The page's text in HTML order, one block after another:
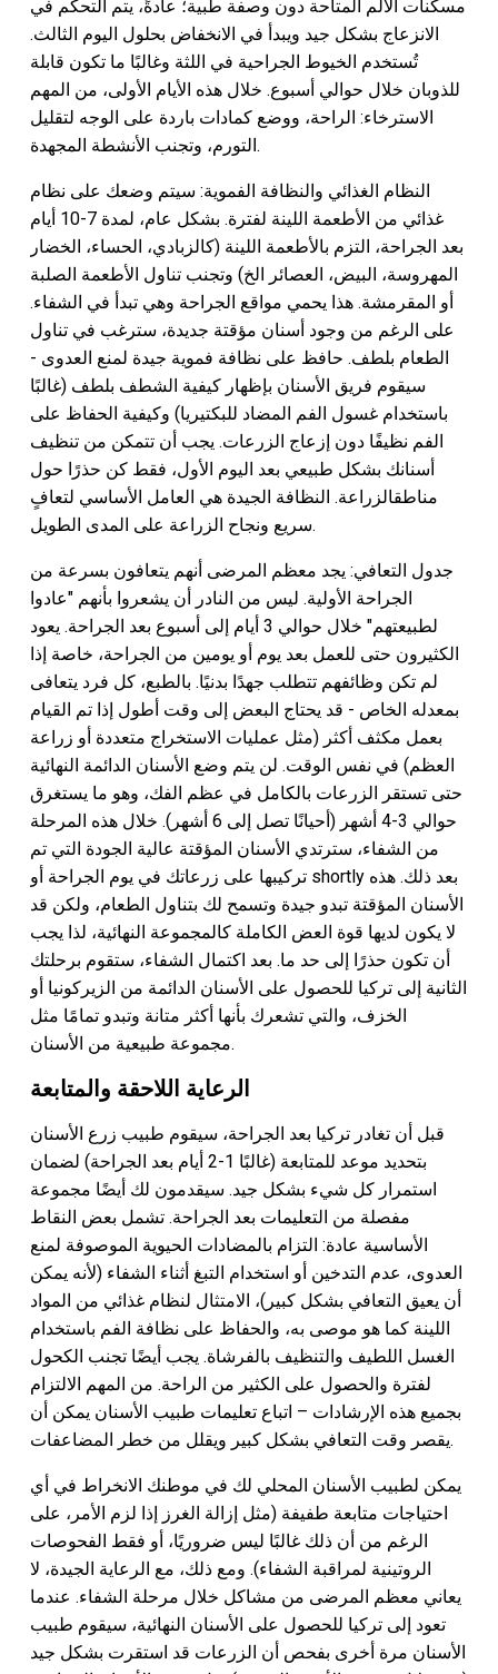
مسكنات الألم المتاحة دون وصفة طبية؛ عادةً، يتم التحكم في
الانزعاج بشكل جيد ويبدأ في الانخفاض بحلول اليوم الثالث.
تُستخدم الخيوط الجراحية في اللثة وغالبًا ما تكون قابلة
للذوبان خلال حوالي أسبوع. خلال هذه الأيام الأولى، من المهم
الاسترخاء: الراحة، ووضع كمادات باردة على الوجه لتقليل
التورم، وتجنب الأنشطة المجهدة.
النظام الغذائي والنظافة الفموية: سيتم وضعك على نظام
غذائي من الأطعمة اللينة لفترة. بشكل عام، لمدة 7-10 أيام
بعد الجراحة، التزم بالأطعمة اللينة (كالزبادي، الحساء، الخضار
المهروسة، البيض، العصائر الخ) وتجنب تناول الأطعمة الصلبة
أو المقرمشة. هذا يحمي مواقع الجراحة وهي تبدأ في الشفاء.
على الرغم من وجود أسنان مؤقتة جديدة، سترغب في تناول
الطعام بلطف. حافظ على نظافة فموية جيدة لمنع العدوى -
سيقوم فريق الأسنان بإظهار كيفية الشطف بلطف (غالبًا
باستخدام غسول الفم المضاد للبكتيريا) وكيفية الحفاظ على
الفم نظيفًا دون إزعاج الزرعات. يجب أن تتمكن من تنظيف
أسنانك بشكل طبيعي بعد اليوم الأول، فقط كن حذرًا حول
مناطقالزراعة. النظافة الجيدة هي العامل الأساسي لتعافٍ
سريع ونجاح الزراعة على المدى الطويل.
جدول التعافي: يجد معظم المرضى أنهم يتعافون بسرعة من
الجراحة الأولية. ليس من النادر أن يشعروا بأنهم "عادوا
لطبيعتهم" خلال حوالي 3 أيام إلى أسبوع بعد الجراحة. يعود
الكثيرون حتى للعمل بعد يوم أو يومين من الجراحة، خاصة إذا
لم تكن وظائفهم تتطلب جهدًا بدنيًا. بالطبع، كل فرد يتعافى
بمعدله الخاص - قد يحتاج البعض إلى وقت أطول إذا تم القيام
بعمل مكثف أكثر (مثل عمليات الاستخراج متعددة أو زراعة
العظم) في نفس الوقت. لن يتم وضع الأسنان الدائمة النهائية
حتى تستقر الزرعات بالكامل في عظم الفك، وهو ما يستغرق
حوالي 3-4 أشهر (أحيانًا تصل إلى 6 أشهر). خلال هذه المرحلة
من الشفاء، سترتدي الأسنان المؤقتة عالية الجودة التي تم
تركيبها على زرعاتك في يوم الجراحة أو shortly بعد ذلك. هذه
الأسنان المؤقتة تبدو جيدة وتسمح لك بتناول الطعام، ولكن قد
لا يكون لديها قوة العض الكاملة كالمجموعة النهائية، لذا يجب
أن تكون حذرًا إلى حد ما. بعد اكتمال الشفاء، ستقوم برحلتك
الثانية إلى تركيا للحصول على الأسنان الدائمة من الزيركونيا أو
الخزف، والتي تشعرك بأنها أكثر متانة وتبدو تمامًا مثل
مجموعة طبيعية من الأسنان.
الرعاية اللاحقة والمتابعة
قبل أن تغادر تركيا بعد الجراحة، سيقوم طبيب زرع الأسنان
بتحديد موعد للمتابعة (غالبًا 1-2 أيام بعد الجراحة) لضمان
استمرار كل شيء بشكل جيد. سيقدمون لك أيضًا مجموعة
مفصلة من التعليمات بعد الجراحة. تشمل بعض النقاط
الأساسية عادة: التزام بالمضادات الحيوية الموصوفة لمنع
العدوى، عدم التدخين أو استخدام التبغ أثناء الشفاء (لأنه يمكن
أن يعيق التعافي بشكل كبير)، الامتثال لنظام غذائي من المواد
اللينة كما هو موصى به، والحفاظ على نظافة الفم باستخدام
الغسل اللطيف والتنظيف بالفرشاة. يجب أيضًا تجنب الكحول
لفترة والحصول على الكثير من الراحة. من المهم الالتزام
بجميع هذه الإرشادات – اتباع تعليمات طبيب الأسنان يمكن أن
يقصر وقت التعافي بشكل كبير ويقلل من خطر المضاعفات.
يمكن لطبيب الأسنان المحلي لك في موطنك الانخراط في أي
احتياجات متابعة طفيفة (مثل إزالة الغرز إذا لزم الأمر، على
الرغم من أن ذلك غالبًا ليس ضروريًا، أو فقط الفحوصات
الروتينية لمراقبة الشفاء). ومع ذلك، مع الرعاية الجيدة، لا
يعاني معظم المرضى من مشاكل خلال مرحلة الشفاء. عندما
تعود إلى تركيا للحصول على الأسنان النهائية، سيقوم طبيب
الأسنان مرة أخرى بفحص أن الزرعات قد استقرت بشكل جيد